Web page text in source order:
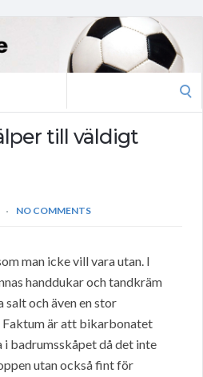
till väldigt
NO COMMENTS
man icke vill vara utan. I
handdukar och tandkräm
salt och även en stor
är att bikarbonatet
badrumsskåpet då det inte
utan också fint för